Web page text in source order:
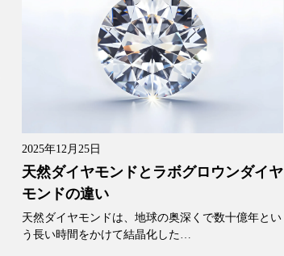
2025年12月25日
天然ダイヤモンドとラボグロウンダイヤ
モンドの違い
天然ダイヤモンドは、地球の奥深くで数十億年とい
う長い時間をかけて結晶化した…